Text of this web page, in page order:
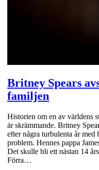
Britney Spears
familjen
Historien om en av världens
är skrämmande. Britney
efter några turbulenta år
problem. Hennes pappa
Det skulle bli ett nästan 14
Förra…